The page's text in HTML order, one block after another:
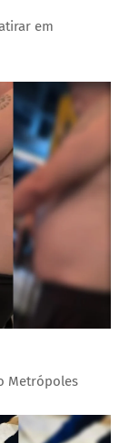
em
Metrópoles